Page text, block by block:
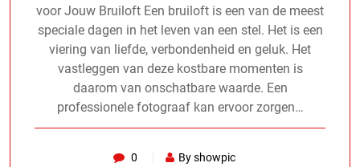
voor Jouw Bruiloft Een bruiloft is een van de meest
speciale dagen in het leven van een stel. Het is een
viering van liefde, verbondenheid en geluk. Het
vastleggen van deze kostbare momenten is
daarom van onschatbare waarde. Een
professionele fotograaf kan ervoor zorgen…
0 By showpic